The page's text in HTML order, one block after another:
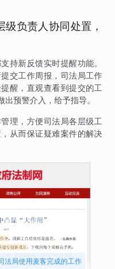
负责人协同处置，
持新反馈实时提醒功能。
交工作周报，司法局工作
醒，直观查看到提交的工
预警介入，给予指导。
理，方便司法局各层级工
从而保证疑难案件的解决
法局使用麦客完成的工作